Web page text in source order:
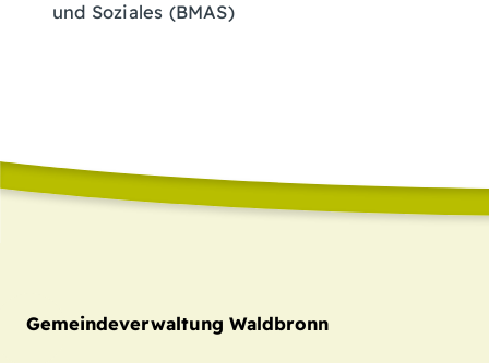
und Soziales (BMAS)
Gemeindeverwaltung Waldbronn